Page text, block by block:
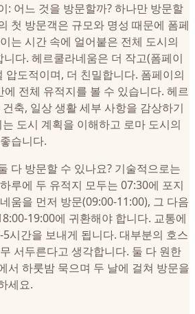
: 어느 것을 방문할까? 하나만 방문할
첫 방문객은 규모와 명성 때문에 폼페
는 시간 속에 얼어붙은 전체 도시의
다. 헤르쿨라네움은 더 작고(폼페이
압도적이며, 더 친밀합니다. 폼페이의
전체 유적지를 볼 수 있습니다. 헤르
축, 일상 생활 세부 사항을 감상하기
도시 계획을 이해하고 로마 도시의
습니다.
다 방문할 수 있나요? 기술적으로는
루에 두 유적지 모두는 07:30에 포지
움을 먼저 방문(09:00-11:00), 그 다음
19:00에 귀환해야 합니다. 교통에
시간을 보내게 됩니다. 대부분의 호스
서두른다고 생각합니다. 둘 다 원한
서 하룻밤 묵으며 두 날에 걸쳐 방문을
세요.